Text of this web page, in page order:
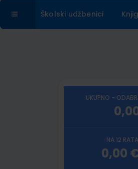
Školski udžbenici
UKUPNO -
NA 12
0,00